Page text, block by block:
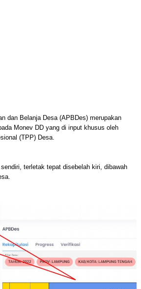
dan Belanja Desa (APBDes) merupakan
Monev DD yang di input khusus oleh
(TPP) Desa.
terletak tepat disebelah kiri, dibawah